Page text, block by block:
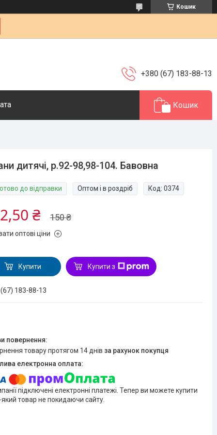
Кошик
+380 (67) 183-88-13
Кошик
дитячі, р.92-98,98-104. Бавовна
до відправки Оптом і в роздріб Код:0374
150 ₴
₴
оптові ціни
Купити Купити з
183-88-13
товару протягом 14 днів за рахунок покупця
підключені електронні платежі. Тепер ви можете купити
товар не покидаючи сайту.